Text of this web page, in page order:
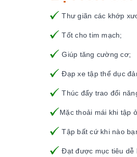
Thư giãn các khớp
Tốt cho tim mạch;
Giúp tăng cường cơ;
Đạp xe tập thể dục
Thúc đẩy trao đổi
Mặc thoải mái khi tập
Tập bất cứ khi nào
Đạt được mục tiêu dễ